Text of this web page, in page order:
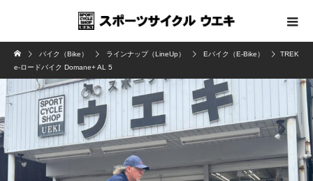
バイク（Bike） ラインナップ（LineUp） Eバイク（E-Bike）
TREK
e-ロードバイク Domane+ AL 5